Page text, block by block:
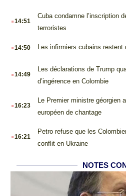
.14:51
Cuba condamne l’inscription
terroristes
.14:50 Les infirmiers cubains restent
.14:49
Les déclarations de Trump
d’ingérence en Colombie
.16:23
Le Premier ministre géorgien
européen de chantage
.16:21
Petro refuse que les
conflit en Ukraine
NOTES